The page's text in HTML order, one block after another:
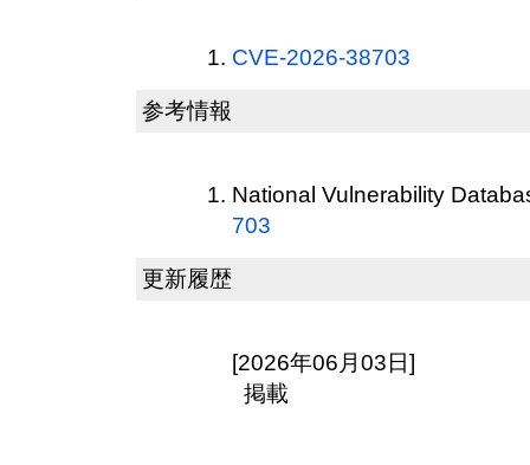
CVE-2026-38703
参考情報
National Vulnerability
703
更新履歴
[2026年06月03日]
掲載